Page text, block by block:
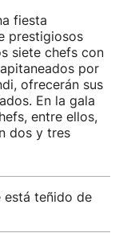
fiesta
prestigiosos
siete chefs con
por
ofrecerán sus
En la gala
entre ellos,
dos y tres
está teñido de